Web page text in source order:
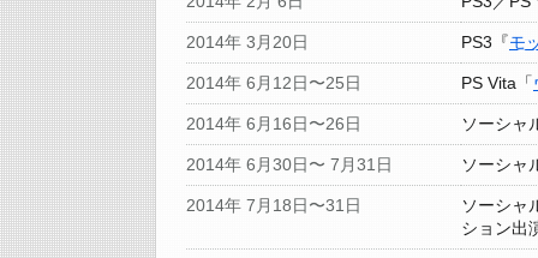
2014年 3月20日 PS3『モ
2014年 6月12日〜25日 PS Vita「
2014年 6月16日〜26日 ソーシャ
2014年 6月30日〜 7月31日 ソーシャ
2014年 7月18日〜31日
ソーシャ
ション出